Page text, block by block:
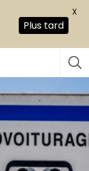
Plus tard
X